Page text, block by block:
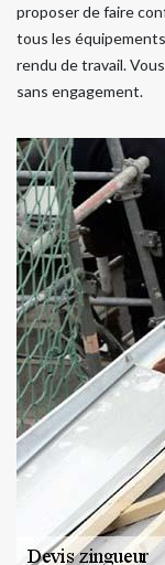
proposer de faire
tous les
rendu de travail.
sans engagement.